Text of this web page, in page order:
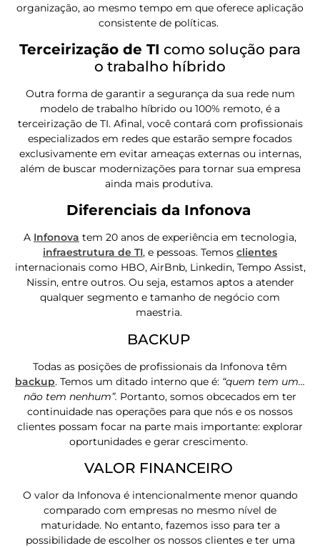
organização, ao mesmo tempo em que oferece aplicação
consistente de políticas.
Terceirização de TI como solução para
o trabalho híbrido
Outra forma de garantir a segurança da sua rede num
modelo de trabalho híbrido ou 100% remoto, é a
terceirização de TI. Afinal, você contará com profissionais
especializados em redes que estarão sempre focados
exclusivamente em evitar ameaças externas ou internas,
além de buscar modernizações para tornar sua empresa
ainda mais produtiva.
Diferenciais da Infonova
A Infonova tem 20 anos de experiência em tecnologia,
infraestrutura de TI, e pessoas. Temos clientes
internacionais como HBO, AirBnb, Linkedin, Tempo Assist,
Nissin, entre outros. Ou seja, estamos aptos a atender
qualquer segmento e tamanho de negócio com
maestria.
BACKUP
Todas as posições de profissionais da Infonova têm
backup. Temos um ditado interno que é: “quem tem um…
não tem nenhum”. Portanto, somos obcecados em ter
continuidade nas operações para que nós e os nossos
clientes possam focar na parte mais importante: explorar
oportunidades e gerar crescimento.
VALOR FINANCEIRO
O valor da Infonova é intencionalmente menor quando
comparado com empresas no mesmo nível de
maturidade. No entanto, fazemos isso para ter a
possibilidade de escolher os nossos clientes e ter uma